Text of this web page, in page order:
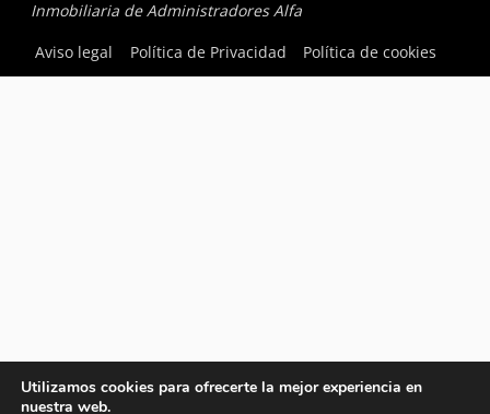
Inmobiliaria de Administradores Alfa
Aviso legal
Política de Privacidad Política de cookies
Utilizamos cookies para ofrecerte la mejor experiencia en
nuestra web.